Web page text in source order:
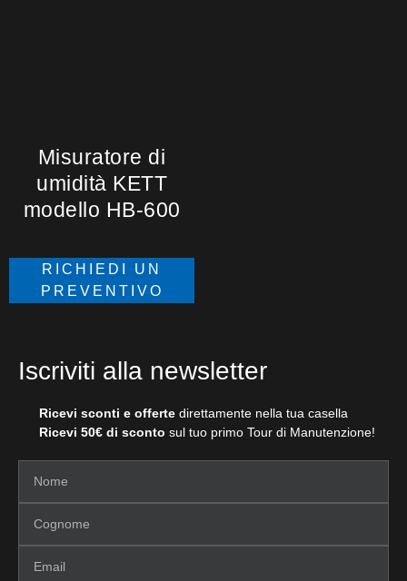
Misuratore di
umidità KETT
modello HB-600
RICHIEDI UN
PREVENTIVO
Iscriviti alla newsletter
Ricevi sconti e offertedirettamente nella tua casella
Ricevi 50€ di sconto sul tuo primo Tour di Manutenzione!